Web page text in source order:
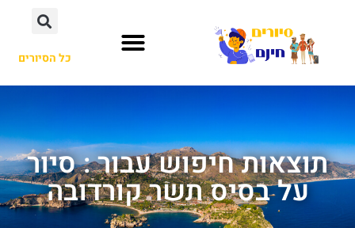
כל הסיורים
תוצאות חיפוש עבור : סיור
על בסיס תשר קורדובה